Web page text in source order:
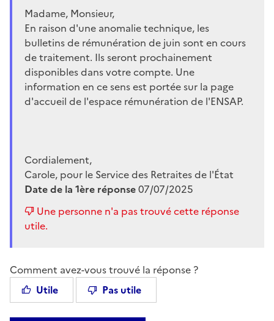
Madame, Monsieur,
En raison d'une anomalie technique, les
bulletins de rémunération de juin sont en cours
de traitement. Ils seront prochainement
disponibles dans votre compte. Une
information en ce sens est portée sur la page
d'accueil de l'espace rémunération de l'ENSAP.
Cordialement,
Carole, pour le Service des Retraites de l'État
Date de la 1ère réponse07/07/2025
Une personne n'a pas trouvé cette réponse
utile.
Comment avez-vous trouvé la réponse ?
Utile
Pas utile